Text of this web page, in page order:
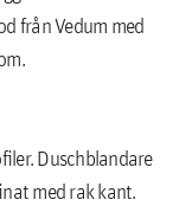
från Vedum med
Duschblandare
med rak kant.